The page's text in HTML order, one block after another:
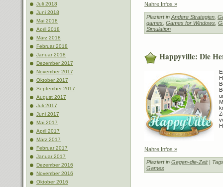
Juli 2018
Juni 2018
Mai 2018
April 2018
März 2018
Februar 2018
Januar 2018
Dezember 2017
November 2017
Oktober 2017
September 2017
August 2017
Juli 2017
Juni 2017
Mai 2017
April 2017
März 2017
Februar 2017
Januar 2017
Dezember 2016
November 2016
Oktober 2016
Nahre Infos »
Plaziert in Andere Strategien
games Games for Windows
Simulation
Happyville: Die
Nahre Infos »
Plaziert in Gegen-die-Zeit|
Games